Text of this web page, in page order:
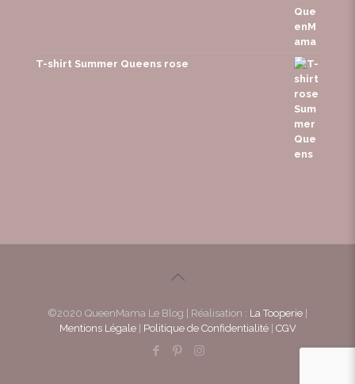
T-shirt Summer Queens rose
©2020 QueenMama Le Blog | Réalisation : La Tooperie
Mentions Légale| Politique de Confidentialité| CGV